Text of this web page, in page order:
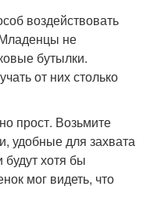
воздействовать
не
бутылки.
от них столько
прост. Возьмите
удобные для захвата
будут хотя бы
мог видеть, что